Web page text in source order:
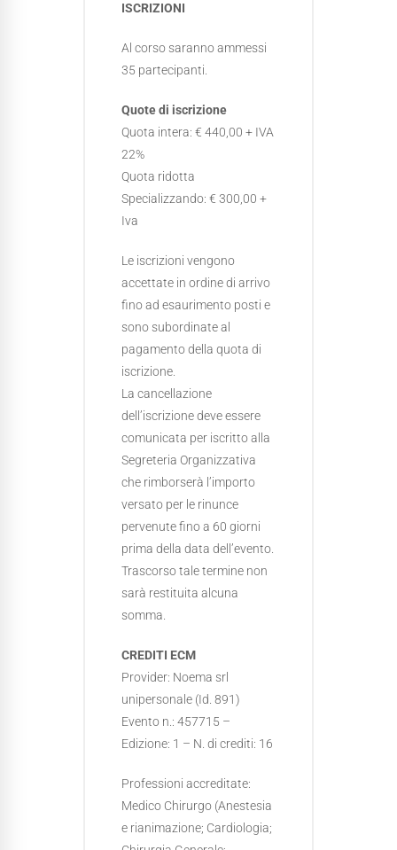
ISCRIZIONI
Al corso saranno ammessi
35 partecipanti.
Quote di iscrizione
Quota intera: € 440,00 + IVA
22%
Quota ridotta
Specializzando: € 300,00 +
Iva
Le iscrizioni vengono
accettate in ordine di arrivo
fino ad esaurimento posti e
sono subordinate al
pagamento della quota di
iscrizione.
La cancellazione
dell’iscrizione deve essere
comunicata per iscritto alla
Segreteria Organizzativa
che rimborserà l’importo
versato per le rinunce
pervenute fino a 60 giorni
prima della data dell’evento.
Trascorso tale termine non
sarà restituita alcuna
somma.
CREDITI ECM
Provider: Noema srl
unipersonale (Id. 891)
Evento n.: 457715 –
Edizione: 1 – N. di crediti: 16
Professioni accreditate:
Medico Chirurgo (Anestesia
e rianimazione; Cardiologia;